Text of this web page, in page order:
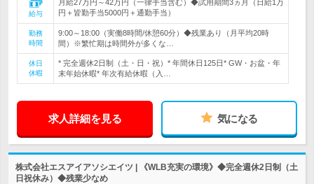
給与
月給27万円～42万円（一律手当含む）◆試用期間3ヵ月（日給1万
円＋皆勤手当5000円＋通勤手当）
勤務
時間
9:00～18:00（実働8時間/休憩60分）◆残業あり（月平均20時
間）※繁忙期は時間外が多くな…
休日
休暇
* 完全週休2日制（土・日・祝）* 年間休日125日* GW・お盆・年
末年始休暇* 年次有給休暇（入…
求人詳細を見る 気になる
株式会社エスアイアソシエイツ | 《WLB充実の環境》◆完全週休2日制（土
日祝休み）◆残業少なめ